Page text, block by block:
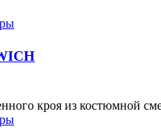
кроя из костюмной